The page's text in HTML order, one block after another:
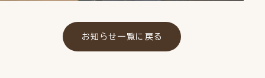
お知らせ一覧に戻る